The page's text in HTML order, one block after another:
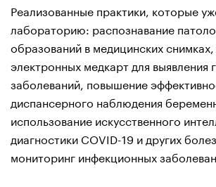
Реализованные практики, которые
лабораторию: распознавание
образований в медицинских
электронных медкарт для выявления
заболеваний, повышение
диспансерного наблюдения
использование искусственного
диагностики COVID-19 и других
мониторинг инфекционных